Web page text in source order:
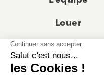
Louer
Actualités
Recrutement